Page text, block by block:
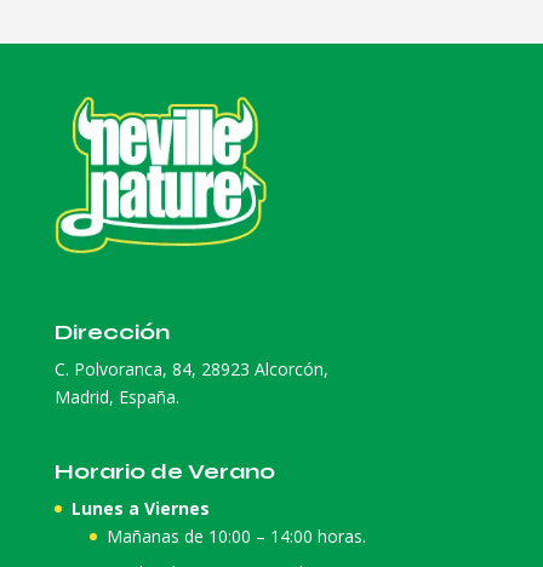
Dirección
C. Polvoranca, 84, 28923 Alcorcón,
Madrid, España.
Horario de Verano
Lunes a Viernes
Mañanas de 10:00 – 14:00 horas.